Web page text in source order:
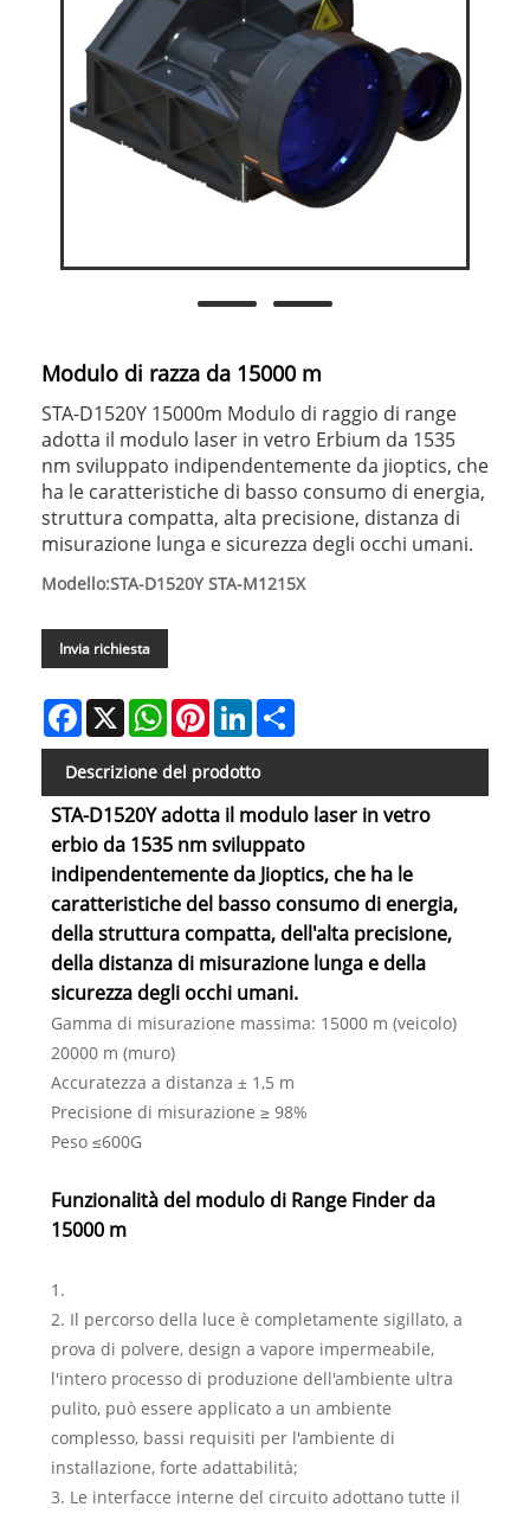
Modulo di razza da 15000 m
STA-D1520Y 15000m Modulo di raggio di range
adotta il modulo laser in vetro Erbium da 1535
nm sviluppato indipendentemente da jioptics, che
ha le caratteristiche di basso consumo di energia,
struttura compatta, alta precisione, distanza di
misurazione lunga e sicurezza degli occhi umani.
Modello:STA-D1520Y STA-M1215X
Invia richiesta
Facebook
X WhatsAppPinterestLinkedIn
Descrizione del prodotto
STA-D1520Y adotta il modulo laser in vetro
erbio da 1535 nm sviluppato
indipendentemente da Jioptics, che ha le
caratteristiche del basso consumo di energia,
della struttura compatta, dell'alta precisione,
della distanza di misurazione lunga e della
sicurezza degli occhi umani.
Gamma di misurazione massima: 15000 m (veicolo)
20000 m (muro)
Accuratezza a distanza ± 1,5 m
Precisione di misurazione ≥ 98%
Peso ≤600G
Funzionalità del modulo di Range Finder da
15000 m
1.
2. Il percorso della luce è completamente sigillato, a
prova di polvere, design a vapore impermeabile,
l'intero processo di produzione dell'ambiente ultra
pulito, può essere applicato a un ambiente
complesso, bassi requisiti per l'ambiente di
installazione, forte adattabilità;
3. Le interfacce interne del circuito adottano tutte il